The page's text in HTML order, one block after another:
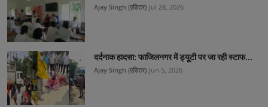
Ajay Singh (एडिटर) Jul 28, 2026
दर्दनाक हादसा: फाजिलनगर में ड्यूटी पर जा रही स्टाफ...
Ajay Singh (एडिटर) Jun 5, 2026